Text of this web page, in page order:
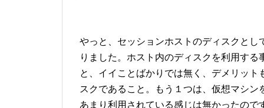
やっと、セッションホストのディスクと
りました。ホスト内のディスクを利用す
と、イイことばかりでは無く、デメリッ
スクであること。もう１つは、仮想マシ
あまり利用されている感じは無かったので